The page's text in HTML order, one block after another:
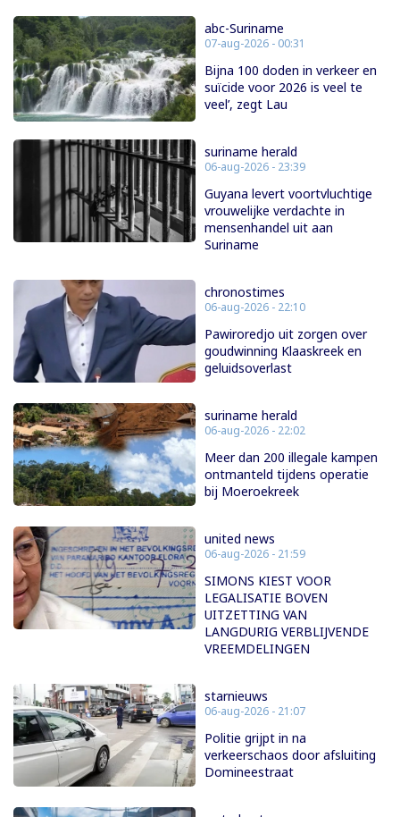
abc-Suriname
07-aug-2026 - 00:31
Bijna 100 doden in verkeer en
suïcide voor 2026 is veel te
veel’, zegt Lau
suriname herald
06-aug-2026 - 23:39
Guyana levert voortvluchtige
vrouwelijke verdachte in
mensenhandel uit aan
Suriname
chronostimes
06-aug-2026 - 22:10
Pawiroredjo uit zorgen over
goudwinning Klaaskreek en
geluidsoverlast
suriname herald
06-aug-2026 - 22:02
Meer dan 200 illegale kampen
ontmanteld tijdens operatie
bij Moeroekreek
united news
06-aug-2026 - 21:59
SIMONS KIEST VOOR
LEGALISATIE BOVEN
UITZETTING VAN
LANGDURIG VERBLIJVENDE
VREEMDELINGEN
starnieuws
06-aug-2026 - 21:07
Politie grijpt in na
verkeerschaos door afsluiting
Domineestraat